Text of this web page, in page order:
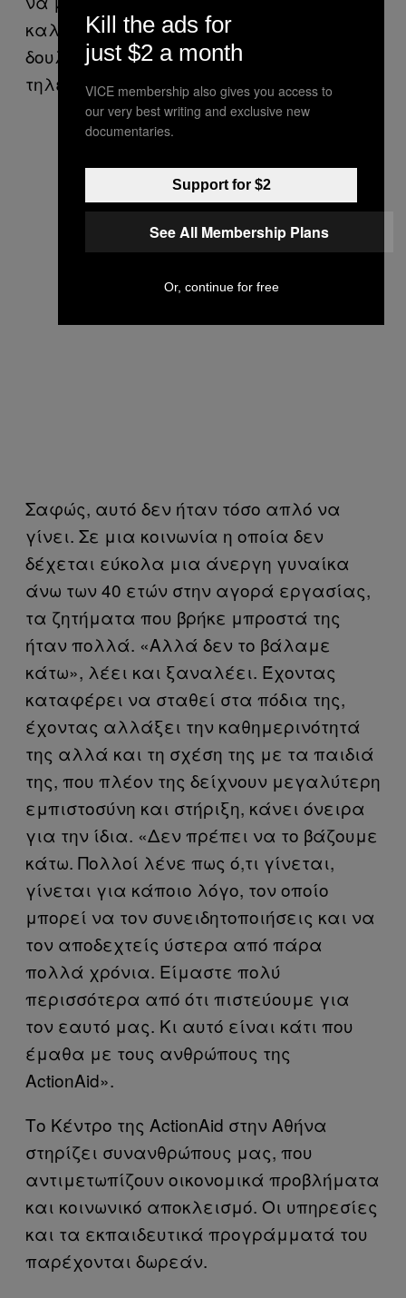
καλύτερα τον εαυτό μου. Αυτή τη στιγμή
δουλεύω εδώ και τέσσερις μήνες σε ένα
τηλεφωνικό κέντρο».
Σαφώς, αυτό δεν ήταν τόσο απλό να
γίνει. Σε μια κοινωνία η οποία δεν
δέχεται εύκολα μια άνεργη γυναίκα
άνω των 40 ετών στην αγορά εργασίας,
τα ζητήματα που βρήκε μπροστά της
ήταν πολλά. «Αλλά δεν το βάλαμε
κάτω», λέει και ξαναλέει. Έχοντας
καταφέρει να σταθεί στα πόδια της,
έχοντας αλλάξει την καθημερινότητά
της αλλά και τη σχέση της με τα παιδιά
της, που πλέον της δείχνουν μεγαλύτερη
εμπιστοσύνη και στήριξη, κάνει όνειρα
για την ίδια. «Δεν πρέπει να το βάζουμε
κάτω. Πολλοί λένε πως ό,τι γίνεται,
γίνεται για κάποιο λόγο, τον οποίο
μπορεί να τον συνειδητοποιήσεις και να
τον αποδεχτείς ύστερα από πάρα
πολλά χρόνια. Είμαστε πολύ
περισσότερα από ότι πιστεύουμε για
τον εαυτό μας. Κι αυτό είναι κάτι που
έμαθα με τους ανθρώπους της
ActionAid».
Το Κέντρο της ActionAid στην Αθήνα
στηρίζει συνανθρώπους μας, που
αντιμετωπίζουν οικονομικά προβλήματα
και κοινωνικό αποκλεισμό. Οι υπηρεσίες
και τα εκπαιδευτικά προγράμματά του
παρέχονται δωρεάν.
Kill the ads for
just $2 a month
VICE membership also gives you access to
our very best writing and exclusive new
documentaries.
Support for $2
See All Membership Plans
Or, continue for free